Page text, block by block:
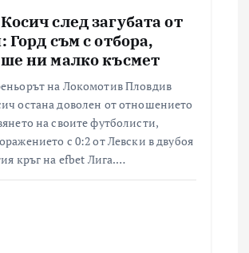
след загубата от
Горд съм с отбора,
ни малко късмет
на Локомотив Пловдив
остана доволен от отношението
на своите футболисти,
с 0:2 от Левски в двубоя
кръг на efbet Лига.…